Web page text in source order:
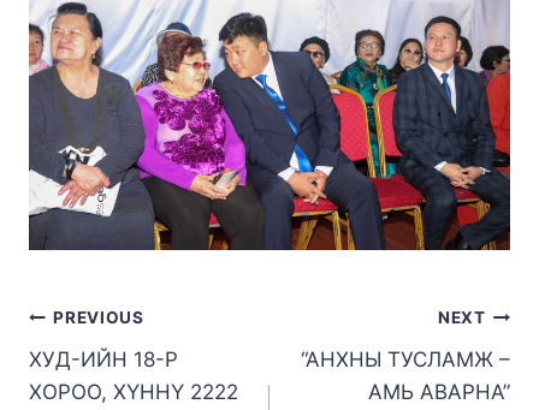
PREVIOUS
ХУД-ИЙН 18-Р
ХОРОО, ХҮННҮ 2222
NEXT
“АНХНЫ ТУСЛАМЖ –
АМЬ АВАРНА”